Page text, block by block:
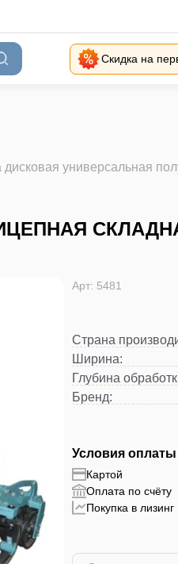
Скидка на
дисковая универсальная
Арт: 5481
Страна
Ширина:
Глубина
Бренд:
Условия оплаты
Картой
Оплата по счёту
Покупка в лизинг